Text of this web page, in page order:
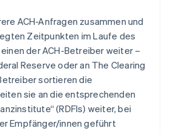
ACH-Anfragen zusammen und
Zeitpunkten im Laufe des
der ACH-Betreiber weiter –
Reserve oder an The Clearing
sortieren die
sie an die entsprechenden
(RDFIs) weiter, bei
Empfänger/innen geführt